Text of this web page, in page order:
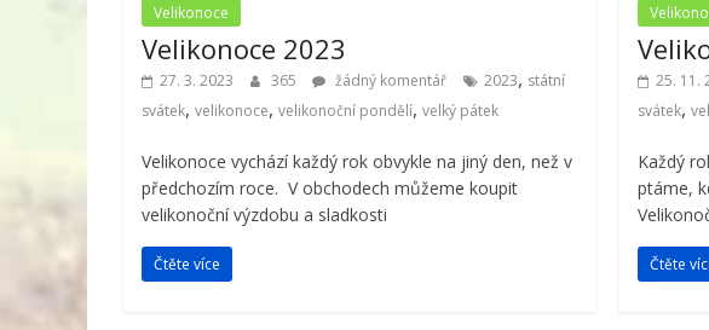
Velikonoce
Velikonoce 2023
27. 3. 2023 365 žádný komentář 2023, státní
svátek, velikonoce, velikonoční pondělí, velký pátek
Velikonoce vychází každý rok obvykle na jiný den, než v
předchozím roce. V obchodech můžeme koupit
velikonoční výzdobu a sladkosti
Čtěte více
25. 11.
svátek,
Každý
ptáme,
Čtěte